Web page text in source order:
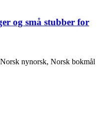
og små stubber for
Norsk nynorsk, Norsk bokmål